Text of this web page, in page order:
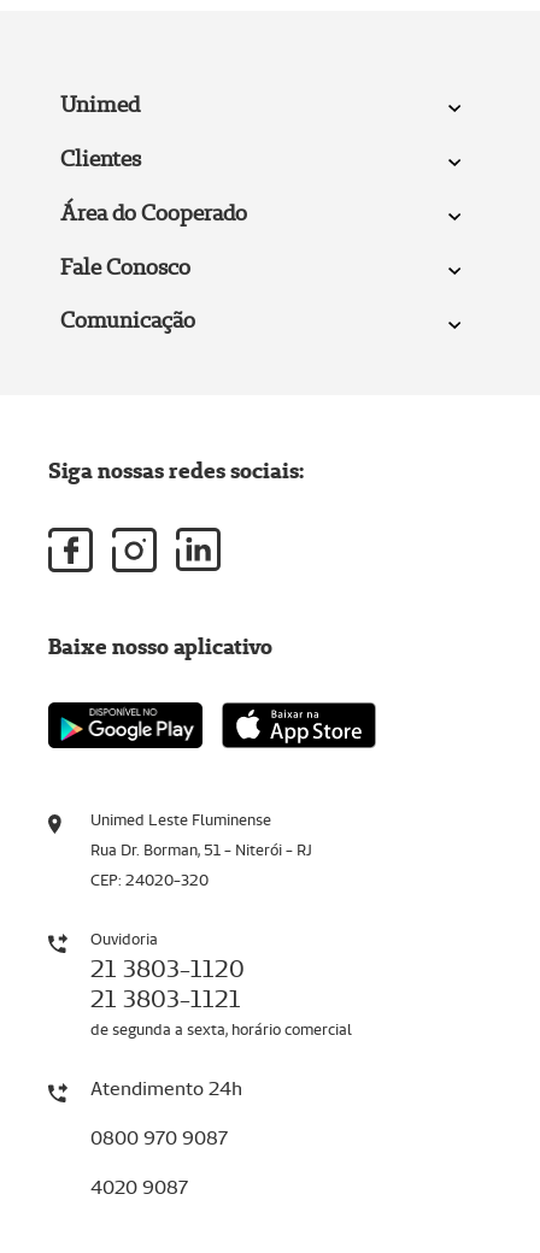
Unimed
Clientes
Área do Cooperado
Fale Conosco
Comunicação
Unimed Leste Fluminense
Rua Dr. Borman, 51 - Niterói - RJ
CEP: 24020-320
Ouvidoria
21 3803-1120
21 3803-1121
de segunda a sexta, horário comercial
Atendimento 24h
0800 970 9087
4020 9087
Siga nossas redes sociais:
Baixe nosso aplicativo